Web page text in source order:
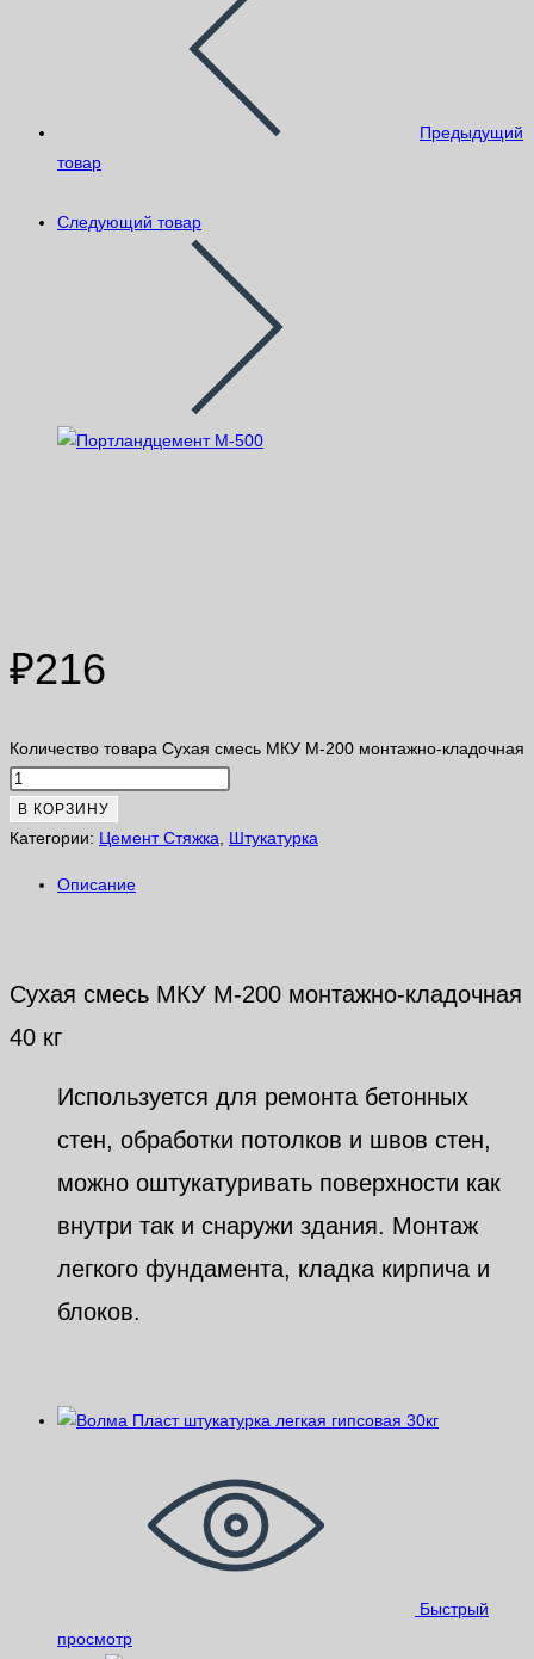
Предыдущий
товар
Следующий товар
₽216
Количество товара Сухая смесь МКУ М-200 монтажно-кладочная
В КОРЗИНУ
Категории: Цемент Стяжка Штукатурка
Описание
Сухая смесь МКУ М-200 монтажно-кладочная
40 кг
Используется для ремонта бетонных
стен, обработки потолков и швов стен,
можно оштукатуривать поверхности как
внутри так и снаружи здания. Монтаж
легкого фундамента, кладка кирпича и
блоков.
Быстрый
просмотр